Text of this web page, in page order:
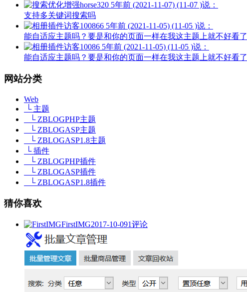
horse320 5年前 (2021-11-07) (11-07 )说：
支持多关键词搜索吗
访客100866 5年前 (2021-11-05) (11-05 )说：
能自适应主题吗？要是和你的页面一样在我这主题上就不好看了
访客10086 5年前 (2021-11-05) (11-05 )说：
能自适应主题吗？要是和你的页面一样在我这主题上就不好看了
网站分类
Web
└ 主题
└ ZBLOGPHP主题
└ ZBLOGASP主题
└ ZBLOGASP1.8主题
└ 插件
└ ZBLOGPHP插件
└ ZBLOGASP插件
└ ZBLOGASP1.8插件
猜你喜欢
FirstIMG2017-10-091评论